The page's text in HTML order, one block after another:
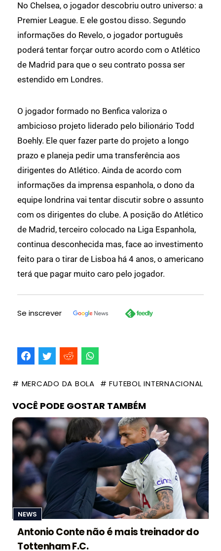
No Chelsea, o jogador descobriu outro universo: a
Premier League. E ele gostou disso. Segundo
informações do Revelo, o jogador português
poderá tentar forçar outro acordo com o Atlético
de Madrid para que o seu contrato possa ser
estendido em Londres.
O jogador formado no Benfica valoriza o
ambicioso projeto liderado pelo bilionário Todd
Boehly. Ele quer fazer parte do projeto a longo
prazo e planeja pedir uma transferência aos
dirigentes do Atlético. Ainda de acordo com
informações da imprensa espanhola, o dono da
equipe londrina vai tentar discutir sobre o assunto
com os dirigentes do clube. A posição do Atlético
de Madrid, terceiro colocado na Liga Espanhola,
continua desconhecida mas, face ao investimento
feito para o tirar de Lisboa há 4 anos, o americano
terá que pagar muito caro pelo jogador.
Se inscrever
# MERCADO DA BOLA # FUTEBOL INTERNACIONAL
VOCÊ PODE GOSTAR TAMBÉM
NEWS
Antonio Conte não é mais treinador do
Tottenham F.C.